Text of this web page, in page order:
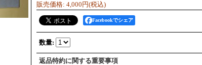
販売価格: 4,000円(税込)
Facebookでシェア
数量:
返品特約に関する重要事項